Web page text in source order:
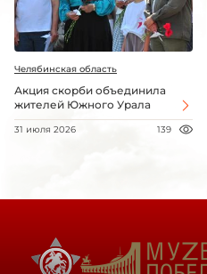
Челябинская область
Акция скорби объединила
жителей Южного Урала
31 июля 2026 139